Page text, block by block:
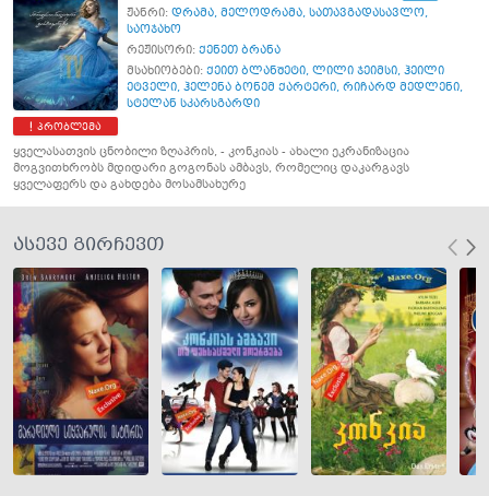
პრობლემა
ჟანრი: დრამა, მელოდრამა, სათავგადასავლო,
საოჯახო
რეჟისორი: ქენეთ ბრანა
მსახიობები: ქეით ბლანშეტი, ლილი ჯეიმსი, ჰეილი
ეტველი, ჰელენა ბონემ ქარტერი, რიჩარდ მედლენი,
სტელან სკარსგარდი
ყველასათვის ცნობილი ზღაპრის, - კონკიას - ახალი ეკრანიზაცია
მოგვითხრობს მდიდარი გოგონას ამბავს, რომელიც დაკარგავს
ყველაფერს და გახდება მოსამსახურე
ასევე გირჩევთ